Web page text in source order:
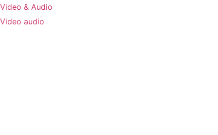
Video & Audio
Video audio